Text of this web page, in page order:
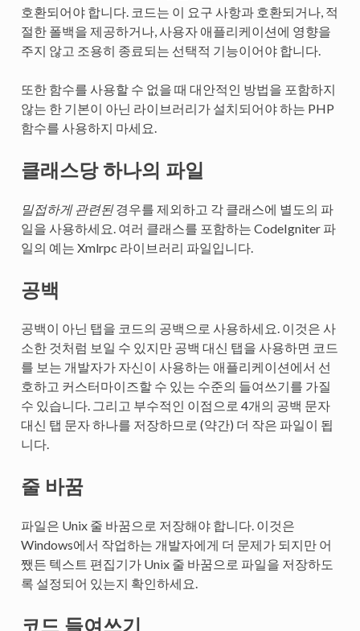
호환되어야 합니다. 코드는 이 요구 사항과 호환되거나, 적
절한 폴백을 제공하거나, 사용자 애플리케이션에 영향을
주지 않고 조용히 종료되는 선택적 기능이어야 합니다.
또한 함수를 사용할 수 없을 때 대안적인 방법을 포함하지
않는 한 기본이 아닌 라이브러리가 설치되어야 하는 PHP
함수를 사용하지 마세요.
클래스당 하나의 파일
밀접하게 관련된경우를 제외하고 각 클래스에 별도의 파
일을 사용하세요. 여러 클래스를 포함하는 CodeIgniter 파
일의 예는 Xmlrpc 라이브러리 파일입니다.
공백
공백이 아닌 탭을 코드의 공백으로 사용하세요. 이것은 사
소한 것처럼 보일 수 있지만 공백 대신 탭을 사용하면 코드
를 보는 개발자가 자신이 사용하는 애플리케이션에서 선
호하고 커스터마이즈할 수 있는 수준의 들여쓰기를 가질
수 있습니다. 그리고 부수적인 이점으로 4개의 공백 문자
대신 탭 문자 하나를 저장하므로 (약간) 더 작은 파일이 됩
니다.
줄 바꿈
파일은 Unix 줄 바꿈으로 저장해야 합니다. 이것은
Windows에서 작업하는 개발자에게 더 문제가 되지만 어
쨌든 텍스트 편집기가 Unix 줄 바꿈으로 파일을 저장하도
록 설정되어 있는지 확인하세요.
코드 들여쓰기